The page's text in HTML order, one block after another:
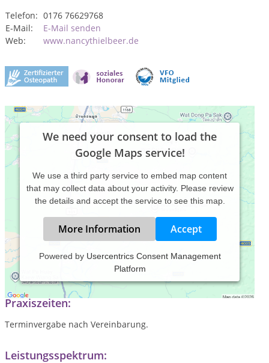
Telefon: 0176 76629768
E-Mail:
E-Mail senden
Web:
www.nancythielbeer.de
We need your consent to load the
Google Maps service!
We use a third party service to embed map content
that may collect data about your activity. Please review
the details and accept the service to see this map.
More Information Accept
Powered by Usercentrics Consent Management
Platform
Psychotherapie & Osteopathie
Praxiszeiten:
Terminvergabe nach Vereinbarung.
Leistungsspektrum: